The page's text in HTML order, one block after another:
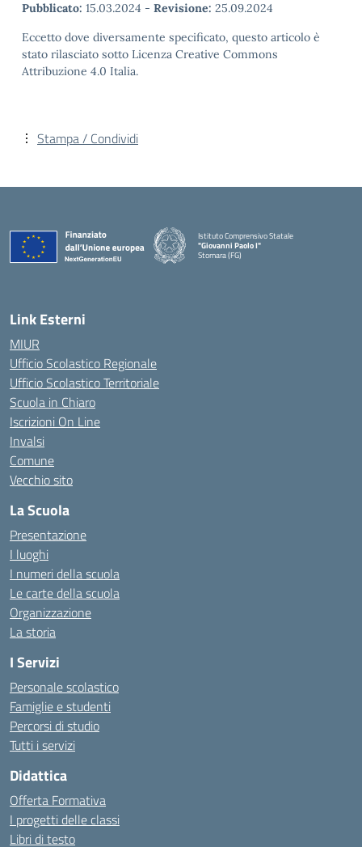
Pubblicato: 15.03.2024 - Revisione: 25.09.2024
Eccetto dove diversamente specificato, questo articolo è
stato rilasciato sotto Licenza Creative Commons
Attribuzione 4.0 Italia.
Stampa / Condividi
Istituto Comprensivo Statale
"Giovanni Paolo I"
Stornara (FG)
Link Esterni
MIUR
Ufficio Scolastico Regionale
Ufficio Scolastico Territoriale
Scuola in Chiaro
Iscrizioni On Line
Invalsi
Comune
Vecchio sito
La Scuola
Presentazione
I luoghi
I numeri della scuola
Le carte della scuola
Organizzazione
La storia
I Servizi
Personale scolastico
Famiglie e studenti
Percorsi di studio
Tutti i servizi
Didattica
Offerta Formativa
I progetti delle classi
Libri di testo